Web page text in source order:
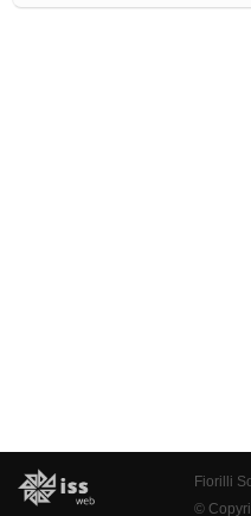
Fiorilli
©